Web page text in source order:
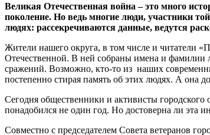
Великая Отечественная война – это много
поколение. Но ведь многие люди, участники
людях: рассекречиваются данные, ведутся
Жители нашего округа, в том числе и читатели
Отечественной. В ней собраны имена и фамилии
сражений. Возможно, кто-то из наших
постепенно стирая память об этих людях. А она
Сегодня общественники и активисты
понадобился не один год. Но достоверна ли эта
Совместно с председателем Совета ветеранов